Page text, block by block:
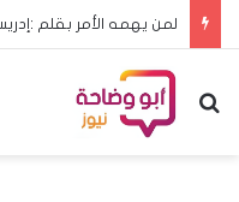
بحث عن